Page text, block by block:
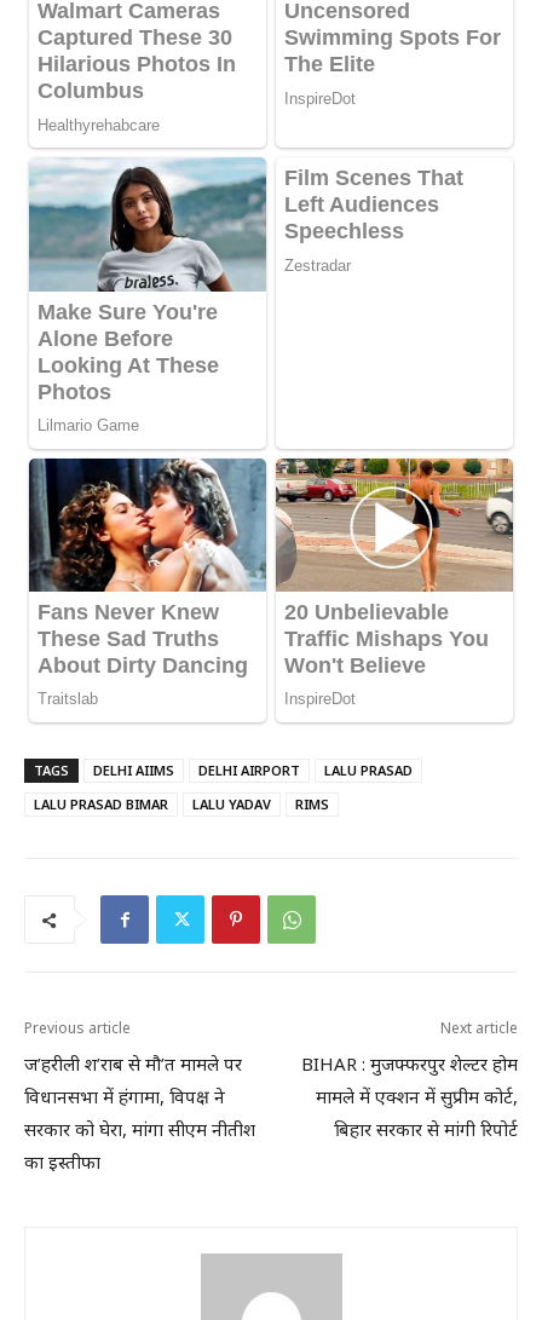
TAGS DELHI AIIMS DELHI AIRPORT
LALU PRASAD
LALU PRASAD BIMAR
LALU YADAV RIMS
Previous article
ज’हरीली श’राब से मौ’त मामले पर
विधानसभा में हंगामा, विपक्ष ने
सरकार को घेरा, मांगा सीएम नीतीश
का इस्तीफा
Next article
BIHAR : मुजफ्फरपुर शेल्टर होम
मामले में एक्शन में सुप्रीम कोर्ट,
बिहार सरकार से मांगी रिपोर्ट